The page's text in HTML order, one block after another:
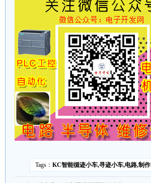
Tags： KC智能循迹小车,寻迹小车,电路,制作